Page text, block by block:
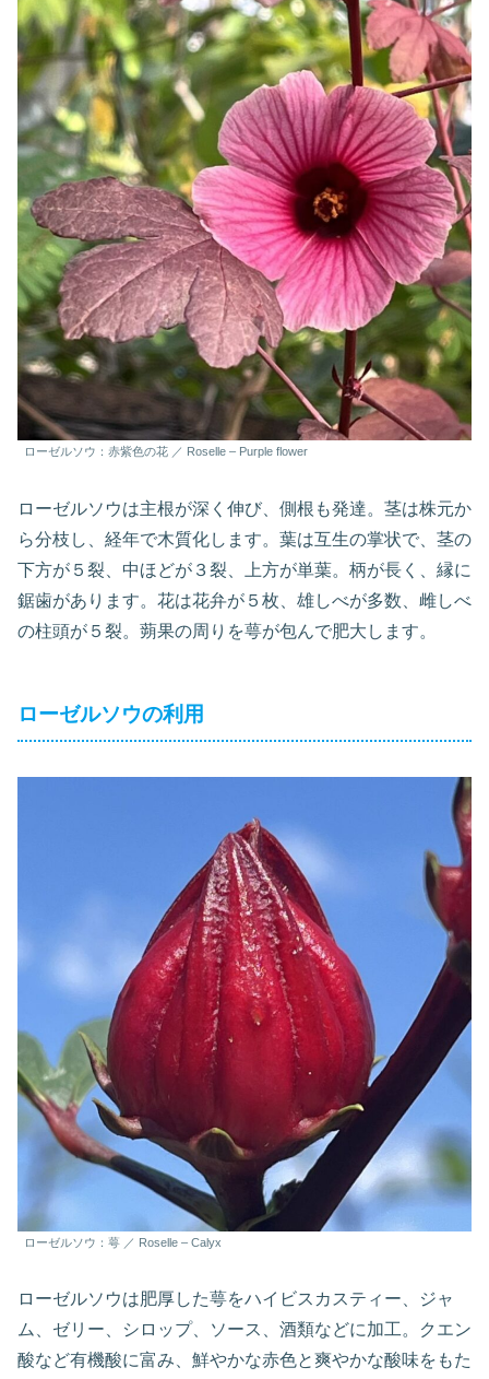
ローゼルソウ：赤紫色の花 ／ Roselle – Purple flower
ローゼルソウは主根が深く伸び、側根も発達。茎は株元か
ら分枝し、経年で木質化します。葉は互生の掌状で、茎の
下方が５裂、中ほどが３裂、上方が単葉。柄が長く、縁に
鋸歯があります。花は花弁が５枚、雄しべが多数、雌しべ
の柱頭が５裂。蒴果の周りを萼が包んで肥大します。
ローゼルソウの利用
ローゼルソウ：萼 ／ Roselle – Calyx
ローゼルソウは肥厚した萼をハイビスカスティー、ジャ
ム、ゼリー、シロップ、ソース、酒類などに加工。クエン
酸など有機酸に富み、鮮やかな赤色と爽やかな酸味をもた